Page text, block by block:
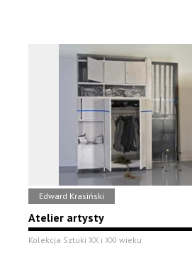
Edward Krasiński
Atelier artysty
Kolekcja Sztuki XX i XXI wieku